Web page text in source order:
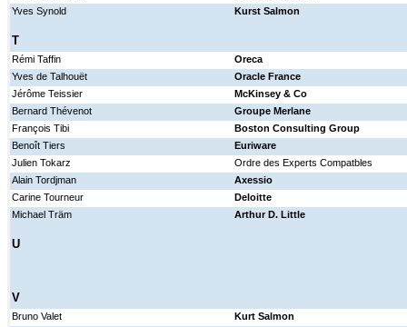
Yves Synold
Kurst Salmon
T
Rémi Taffin
Oreca
Yves de Talhouët
Oracle France
Jérôme Teissier
McKinsey & Co
Bernard Thévenot
Groupe Merlane
François Tibi
Boston Consulting Group
Benoît Tiers
Euriware
Julien Tokarz
Ordre des Experts Compatbles
Alain Tordjman
Axessio
Carine Tourneur
Deloitte
Michael Träm
Arthur D. Little
U
V
Bruno Valet
Kurt Salmon